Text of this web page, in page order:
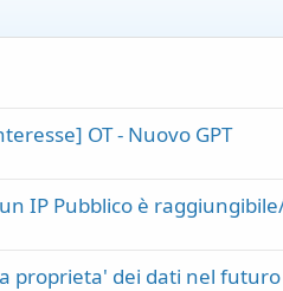
OT - Nuovo GPT
IP Pubblico è
proprieta' dei dati nel